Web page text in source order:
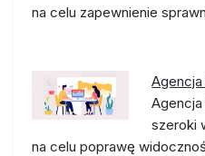
na celu zapewnienie
Agencja
szeroki
na celu poprawę